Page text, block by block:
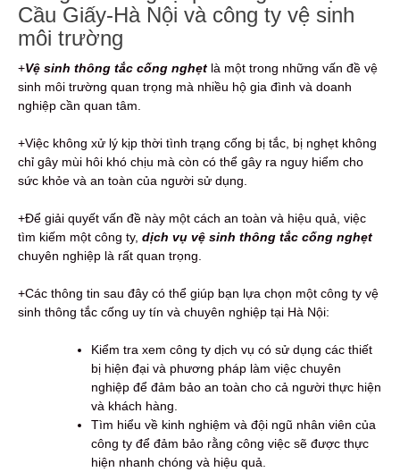
Cầu Giấy-Hà Nội và công ty vệ sinh
môi trường
+Vệ sinh thông tắc cống nghẹt là một trong những vấn đề vệ
sinh môi trường quan trọng mà nhiều hộ gia đình và doanh
nghiệp cần quan tâm.
+Việc không xử lý kịp thời tình trạng cống bị tắc, bị nghẹt không
chỉ gây mùi hôi khó chịu mà còn có thể gây ra nguy hiểm cho
sức khỏe và an toàn của người sử dụng.
+Để giải quyết vấn đề này một cách an toàn và hiệu quả, việc
tìm kiếm một công ty, dịch vụ vệ sinh thông tắc cống nghẹt
chuyên nghiệp là rất quan trọng.
+Các thông tin sau đây có thể giúp bạn lựa chọn một công ty vệ
sinh thông tắc cống uy tín và chuyên nghiệp tại Hà Nội:
Kiểm tra xem công ty dịch vụ có sử dụng các thiết
bị hiện đại và phương pháp làm việc chuyên
nghiệp để đảm bảo an toàn cho cả người thực hiện
và khách hàng.
Tìm hiểu về kinh nghiệm và đội ngũ nhân viên của
công ty để đảm bảo rằng công việc sẽ được thực
hiện nhanh chóng và hiệu quả.